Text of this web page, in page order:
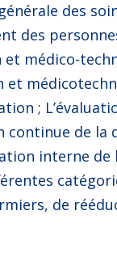
des
des
médico-
;
de la
interne de
de